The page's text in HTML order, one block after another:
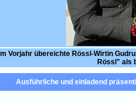
Im Vorjahr übereichte Rössl-Wirtin
Rössl" als
Ausführliche und einladend